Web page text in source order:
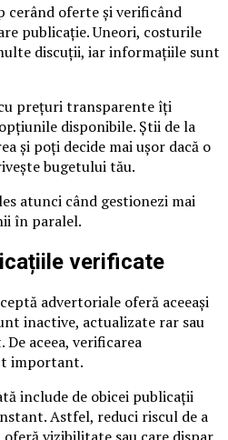
cerând oferte și verificând
publicație. Uneori, costurile
discuții, iar informațiile sunt
prețuri transparente îți
disponibile. Știi de la
și poți decide mai ușor dacă o
bugetului tău.
atunci când gestionezi mai
în paralel.
verificate
advertoriale oferă aceeași
inactive, actualizate rar sau
aceea, verificarea
important.
include de obicei publicații
Astfel, reduci riscul de a